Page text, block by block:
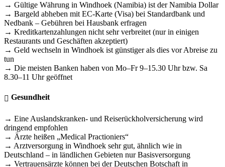
→ Gültige Währung in Windhoek (Namibia) ist der Namibia Dollar
→ Bargeld abheben mit EC-Karte (Visa) bei Standardbank und
Nedbank – Gebühren bei Hausbank erfragen
→ Kreditkartenzahlungen nicht sehr verbreitet (nur in einigen
Restaurants und Geschäften akzeptiert)
→ Geld wechseln in Windhoek ist günstiger als dies vor Abreise zu
tun
→ Die meisten Banken haben von Mo–Fr 9–15.30 Uhr bzw. Sa
8.30–11 Uhr geöffnet
Gesundheit
→ Eine Auslandskranken- und Reiserückholversicherung wird
dringend empfohlen
→ Ärzte heißen „Medical Practioniers“
→ Arztversorgung in Windhoek sehr gut, ähnlich wie in
Deutschland – in ländlichen Gebieten nur Basisversorgung
→ Vertrauensärzte können bei der Deutschen Botschaft in